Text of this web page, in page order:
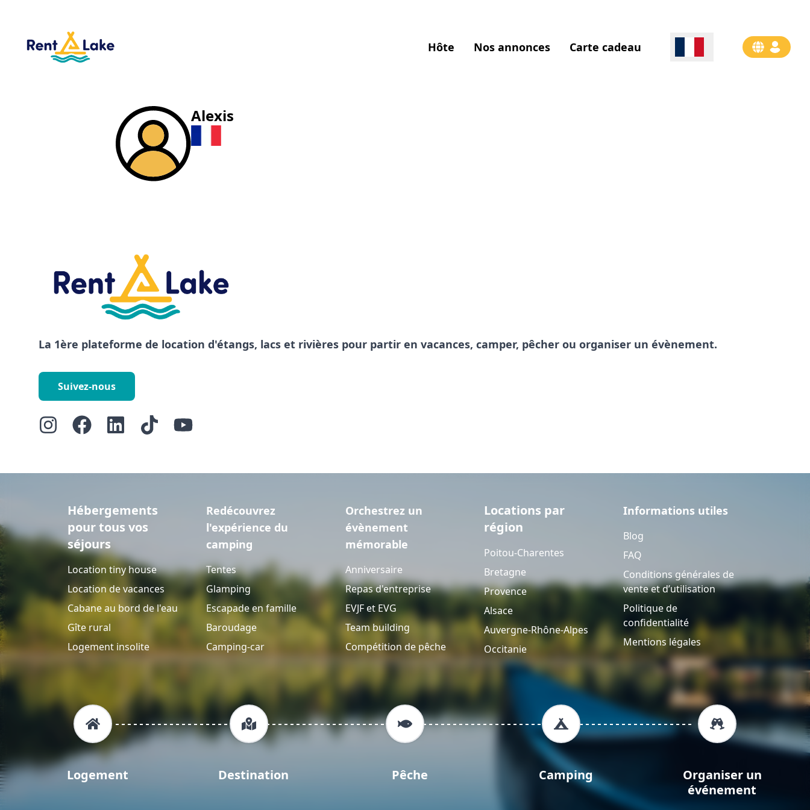
Hôte Nos annonces Carte cadeau
Alexis
La 1ère plateforme de location d'étangs, lacs et rivières pour partir en vacances, camper, pêcher ou organiser un évènement.
Suivez-nous
Hébergements
pour tous vos
séjours
Location tiny house
Location de vacances
Cabane au bord de l'eau
Gîte rural
Logement insolite
Redécouvrez
l'expérience du
camping
Tentes
Glamping
Escapade en famille
Baroudage
Camping-car
Orchestrez un
évènement
mémorable
Anniversaire
Repas d'entreprise
EVJF et EVG
Team building
Compétition de pêche
Locations par
région
Poitou-Charentes
Bretagne
Provence
Alsace
Auvergne-Rhône-Alpes
Occitanie
Informations utiles
Blog
FAQ
Conditions générales de
vente et d’utilisation
Politique de
confidentialité
Mentions légales
Logement Destination Pêche Camping
Organiser un
événement